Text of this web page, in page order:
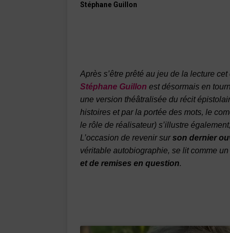
Stéphane Guillon
Après s’être prêté au jeu de la lecture
Stéphane Guillon est désormais en
une version théâtralisée du récit
histoires et par la portée des mots, le
le rôle de réalisateur) s’illustre
L’occasion de revenir surson dernier
véritable autobiographie, se lit comme un
et de remises en question.